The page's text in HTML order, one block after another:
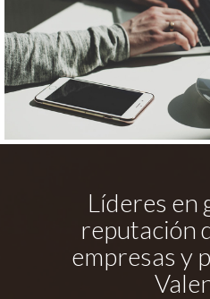
Líderes en
reputación
empresas y